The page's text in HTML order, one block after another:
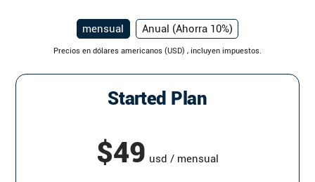
mensual Anual (Ahorra 10%)
Precios en dólares americanos (USD) , incluyen impuestos.
Started Plan
$49 usd / mensual